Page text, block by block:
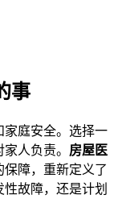
事
家庭安全。选择一
人负责。 房屋医
障，重新定义了
故障，还是计划